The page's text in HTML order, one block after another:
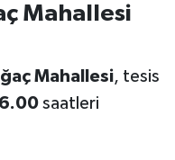
Mahallesi
Mahallesi, tesis
saatleri